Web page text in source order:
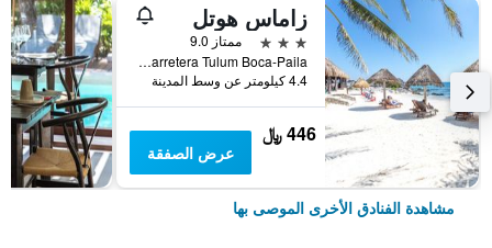
زاماس هوتل
3 نجوم
ممتاز 9.0
Km 5 Carretera Tulum Boca-Paila, تولوم, ولاية كينتانا رو, المكسيك
4.4 كيلومتر عن وسط المدينة
446 ﷼
عرض الصفقة
مشاهدة الفنادق الأخرى الموصى بها